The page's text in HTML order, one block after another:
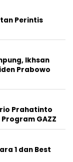
Perintis
Ikhsan
Prabowo
Prahatinto
GAZZ
1 dan Best